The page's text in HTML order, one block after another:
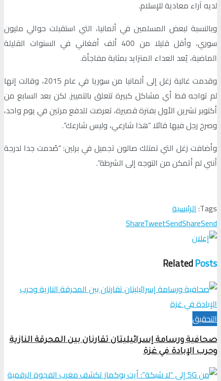
لديه آراء معادية للإسلام.
وبالنسبة لبعض المسلمين في ألمانيا، التي استقبلت حوالي مليون
سوري، وأقل قليلا من 400 ألف أفغاني في السنوات القليلة
الماضية، يُعد العداء المتزايد بمثابة مفاجأة.
وقدمت غالية زغل إلى ألمانيا من سوريا في عام 2015، وقالت إنها
لم تواجه قط أي مشاكل كبيرة تتعلق بالتمييز. لكن بعد السابع من
أكتوبر تشرين الأول بفترة قصيرة، تعرضت للدفع مرتين في يوم واحد،
وصرخ رجل فيها قائلا “هذا شارعي، وليس شارعك”.
وأضافت زغل التي تمتلك صالون تجميل في برلين: “صُدمت جدا لدرجة
أنني لم أتمكن من التوجه إلى الشرطة”.
Tags: الرئيسية
ShareTweetSendShareSend
RelatedPosts
التحقیق
صحافية ورسامة إسرائيليتان تقارنان بين المحرقة النازية
وحرب الإبادة في غزة